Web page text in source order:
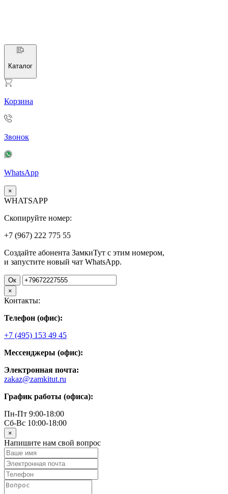
Каталог
Корзина
Звонок
WhatsApp
×
WHATSAPP
Скопируйте номер:
+7 (967) 222 775 55
Создайте абонента ЗамкиТут с этим номером,
и запустите новый чат WhatsApp.
Ок
×
Контакты:
Телефон (офис):
+7 (495) 153 49 45
Мессенджеры (офис):
Электронная почта:
zakaz@zamkitut.ru
График работы (офиса):
Пн-Пт 9:00-18:00
Сб-Вс 10:00-18:00
×
Напишите нам свой вопрос